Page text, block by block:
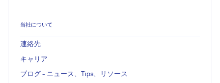
当社について
連絡先
キャリア
ブログ - ニュース、Tips、リソース